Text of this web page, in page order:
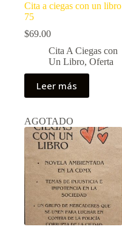
Cita a ciegas con un libro
75
$69.00
Cita A Ciegas con
Un Libro, Oferta
Leer más
AGOTADO